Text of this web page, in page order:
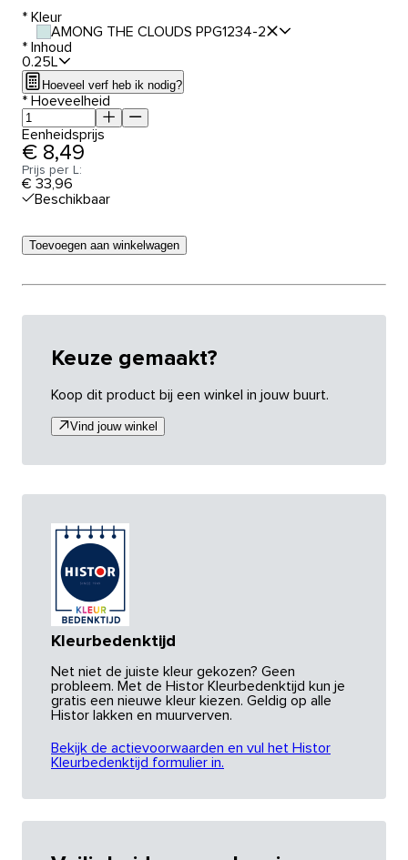
* Kleur
AMONG THE CLOUDS PPG1234-2
* Inhoud
0.25L
Hoeveel verf heb ik nodig?
* Hoeveelheid
Eenheidsprijs
€ 8,49
Prijs per L:
€ 33,96
Beschikbaar
Toevoegen aan winkelwagen
Keuze gemaakt?
Koop dit product bij een winkel in jouw buurt.
Vind jouw winkel
Kleurbedenktijd
Net niet de juiste kleur gekozen? Geen
probleem. Met de Histor Kleurbedenktijd kun je
gratis een nieuwe kleur kiezen. Geldig op alle
Histor lakken en muurverven.
Bekijk de actievoorwaarden en vul het Histor
Kleurbedenktijd formulier in.